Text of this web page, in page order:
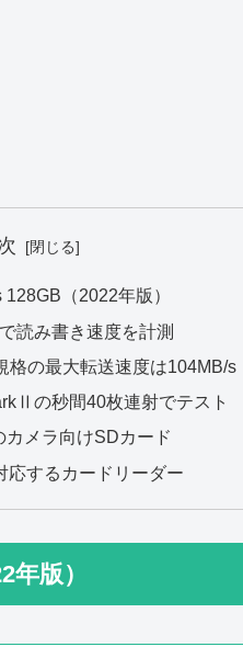
（2022年版）
読み書き速度を計測
格の最大転送速度は104MB/s
の秒間40枚連射でテスト
メラ向けSDカード
応するカードリーダー
版）